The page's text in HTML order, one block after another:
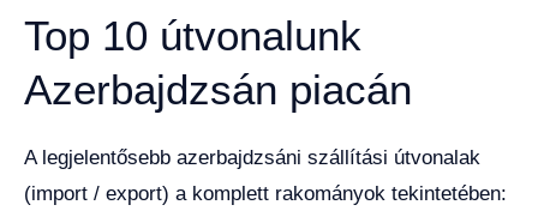
Top 10 útvonalunk
Azerbajdzsán piacán
A legjelentősebb azerbajdzsáni szállítási útvonalak
(import / export) a komplett rakományok tekintetében: